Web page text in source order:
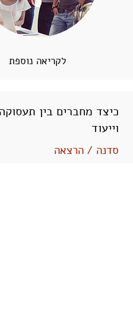
לקריאה נוספת
כיצד מחברים בין
וייעוד
סדנה / הרצאה